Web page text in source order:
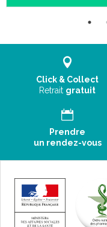
Click & Collect
Retrait gratuit
Prendre
un rendez-vous